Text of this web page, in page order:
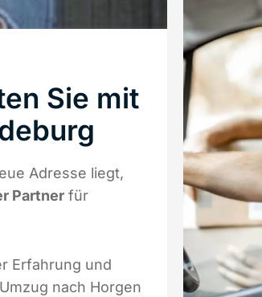
Sie mit
Adresse liegt,
Partner für
Erfahrung und
nach Horgen